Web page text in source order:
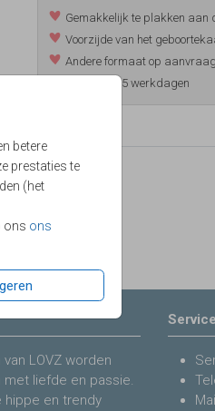
betere
prestaties te
(het
ons ons
Gemakkelijk te plakken aan
Voorzijde van het
Andere formaat op
Levertijd 3-5 werkdagen
Prijzen
LOVZ worden
met liefde en passie.
hippe en trendy